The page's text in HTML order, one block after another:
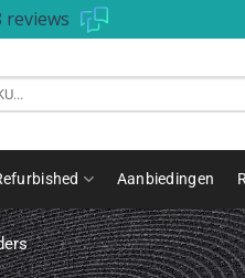
reviews
Aanbiedingen